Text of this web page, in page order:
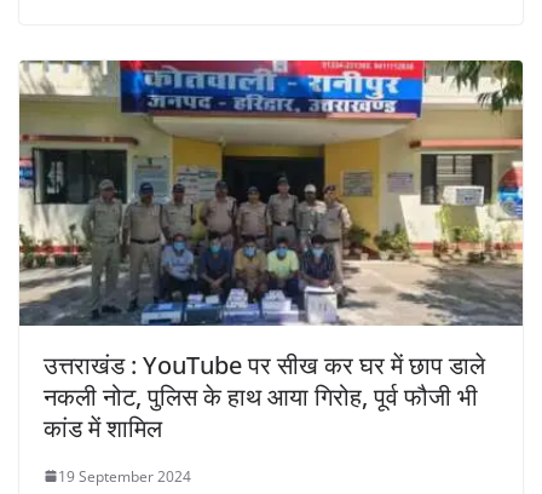
उत्तराखंड : YouTube पर सीख कर घर में छाप डाले
नकली नोट, पुलिस के हाथ आया गिरोह, पूर्व फौजी भी
कांड में शामिल
19 September 2024